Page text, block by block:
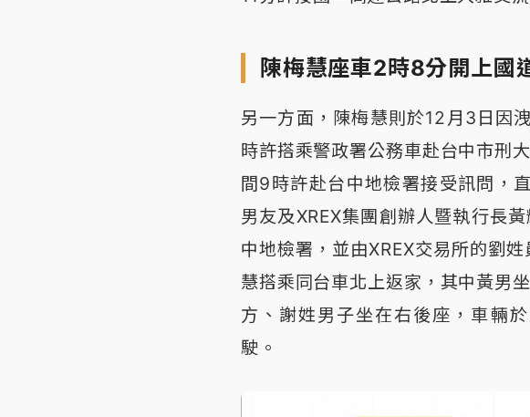
陳梅慧座車2時8分開上國
另一方面，陳梅慧則於12月3日因
時許搭乘警政署公務車赴台中市刑
間9時許赴台中地檢署接受訊問，
男友及XREX集團創辦人暨執行長
中地檢署，並由XREX交易所的劉
慧搭乘同台車北上返家，其中黃男
方、謝姓男子坐在右後座，車輛
駛。